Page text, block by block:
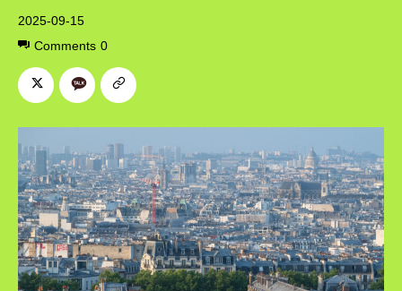
2025-09-15
Comments 0